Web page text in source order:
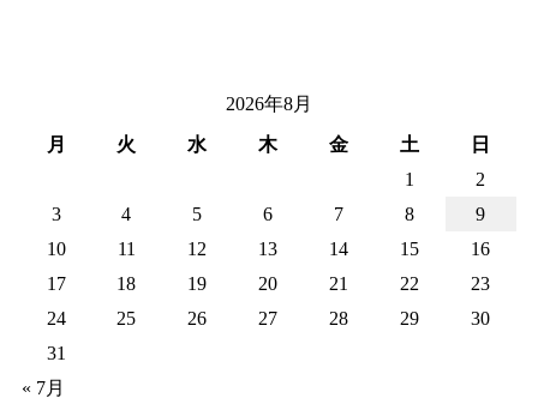
2026年8月
月
火 水 木 金 土
日
1
2
3
4 5 6 7 8
9
10
11 12 13 14 15
16
17
18 19 20 21 22
23
24
25 26 27 28 29
30
31
« 7月